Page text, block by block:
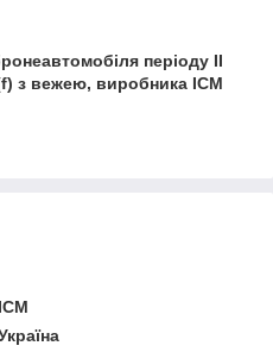
періоду ІІ
з вежею, виробника ICM
ICM